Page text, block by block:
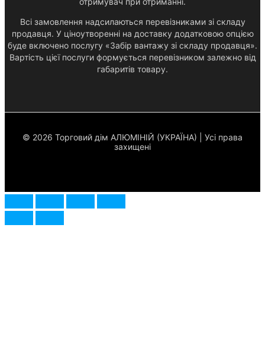
Всі замовлення надсилаються перевізниками зі складу
продавця. У ціноутворенні на доставку додатковою опцією
буде включено послугу «Забір вантажу зі складу продавця».
Вартість цієї послуги формується перевізником залежно від
габаритів товару.
© 2026 Торговий дім АЛЮМІНІЙ (УКРАЇНА) | Усі права
захищені